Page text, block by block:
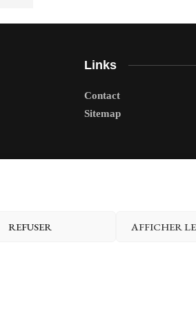
REFUSER AFFICHER
Links
Contact
Sitemap